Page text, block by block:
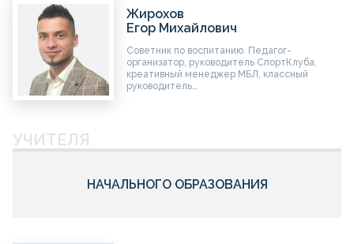
Жирохов
Егор Михайлович
Советник по воспитанию. Педагог-
организатор, руководитель СпортКлуба,
креативный менеджер МБЛ, классный
руководитель…
УЧИТЕЛЯ
НАЧАЛЬНОГО ОБРАЗОВАНИЯ